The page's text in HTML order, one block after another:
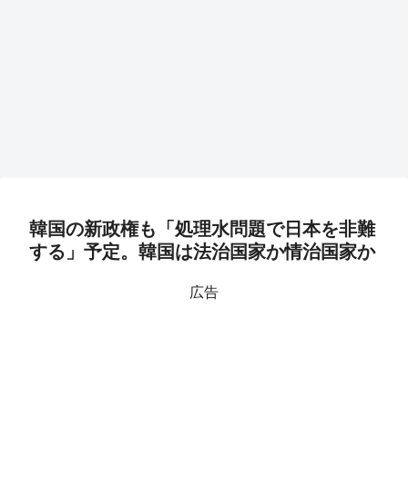
韓国の新政権も「処理水問題で日本を非難
する」予定。韓国は法治国家か情治国家か
広告